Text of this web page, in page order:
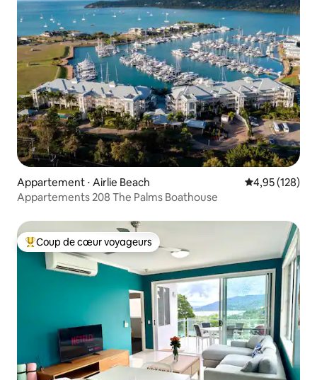
Appartement ⋅ Airlie Beach Évaluation
4,95 (128)
Appartements 208 The Palms Boathouse
Coups de cœur voyageurs les plus appréciés
Coup de cœur voyageurs